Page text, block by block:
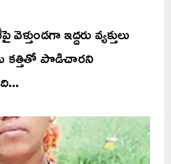
ఇద్దరు వ్యక్తులు
కత్తితో పొడిచారని